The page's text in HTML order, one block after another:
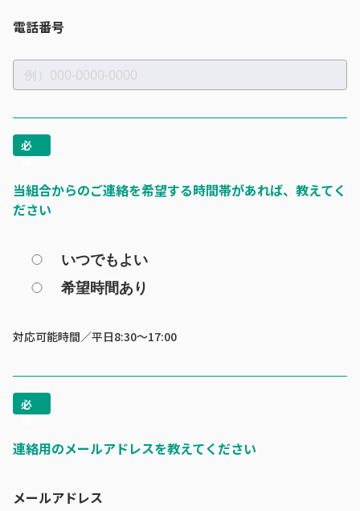
電話番号
当組合からのご連絡を希望する時間帯があれば、教えてく
ださい
いつでもよい
希望時間あり
対応可能時間／平日8:30～17:00
連絡用のメールアドレスを教えてください
メールアドレス